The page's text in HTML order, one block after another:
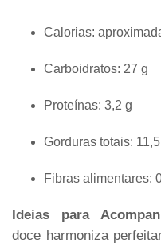
Calorias:
Carboidratos: 27 g
Proteínas: 3,2 g
Gorduras totais:
Fibras alimentares:
Ideias para
doce harmoniza